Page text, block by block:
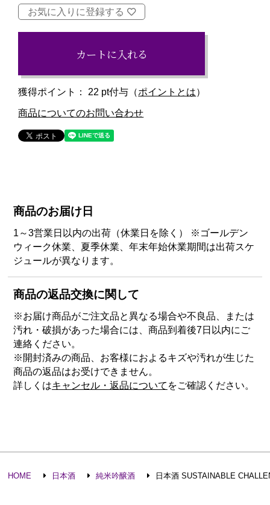
お気に入りに登録する
カートに入れる
獲得ポイント： 22 pt付与（ポイントとは）
商品についてのお問い合わせ
商品のお届け日
1～3営業日以内の出荷（休業日を除く） ※ゴールデン
ウィーク休業、夏季休業、年末年始休業期間は出荷スケ
ジュールが異なります。
商品の返品交換に関して
※お届け商品がご注文品と異なる場合や不良品、または
汚れ・破損があった場合には、商品到着後7日以内にご
連絡ください。
※開封済みの商品、お客様におよるキズや汚れが生じた
商品の返品はお受けできません。
詳しくはキャンセル・返品について をご確認ください。
HOME 日本酒 純米吟醸酒 日本酒 SUSTAINABLE